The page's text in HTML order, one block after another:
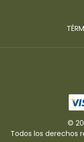
©
Todos los derechos